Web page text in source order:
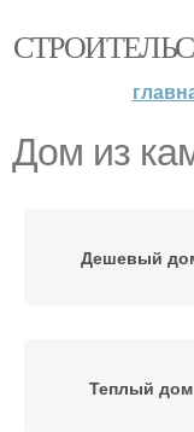
Дом из
Дешевый
Теплый дом